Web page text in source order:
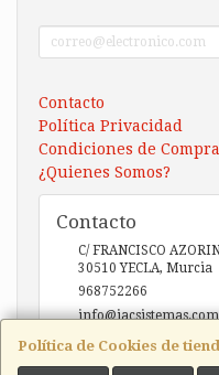
Política de Cookies de
Contacto
Política Privacidad
Condiciones de Compra
¿Quienes Somos?
Contacto
C/ FRANCISCO
30510 YECLA, Murcia
968752266
info@iacsistemas.com